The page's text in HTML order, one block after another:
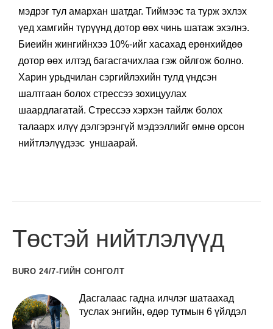
мэдрэг тул амархан шатдаг. Тиймээс та турж эхлэх
үед хамгийн түрүүнд дотор өөх чинь шатаж эхэлнэ.
Биеийн жингийнхээ 10%-ийг хасахад ерөнхийдөө
дотор өөх илтэд багасгачихлаа гэж ойлгож болно.
Харин урьдчилан сэргийлэхийн тулд үндсэн
шалтгаан болох стрессээ зохицуулах
шаардлагатай. Стрессээ хэрхэн тайлж болох
талаарх илүү дэлгэрэнгүй мэдээллийг өмнө орсон
нийтлэлүүдээс уншаарай.
Төстэй нийтлэлүүд
BURO 24/7-ГИЙН СОНГОЛТ
Дасгалаас гадна илчлэг шатаахад
туслах энгийн, өдөр тутмын 6 үйлдэл